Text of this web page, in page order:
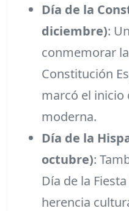
Día de la
diciembre):
conmemorar
Constitución
marcó el inicio
moderna.
Día de la
octubre):
Día de la
herencia